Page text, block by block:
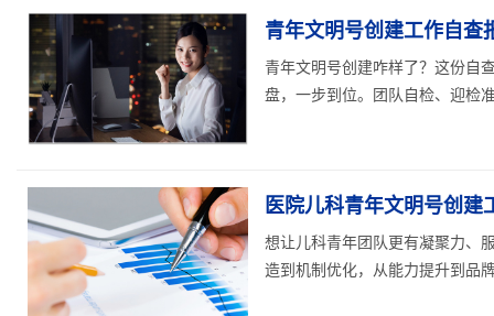
青年文明号创建工作自查
青年文明号创建咋样了？这份自
盘，一步到位。团队自检、迎检
医院儿科青年文明号创建
想让儿科青年团队更有凝聚力、
造到机制优化，从能力提升到品